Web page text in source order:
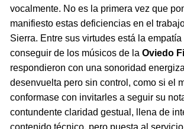
vocalmente. No es la primera vez que
manifiesto estas deficiencias en el
Sierra. Entre sus virtudes está la
conseguir de los músicos de la Oviedo
respondieron con una sonoridad
desenvuelta pero sin control, como si el
conformase con invitarles a seguir su
contundente claridad gestual, llena de
contenido técnico, pero puesta al